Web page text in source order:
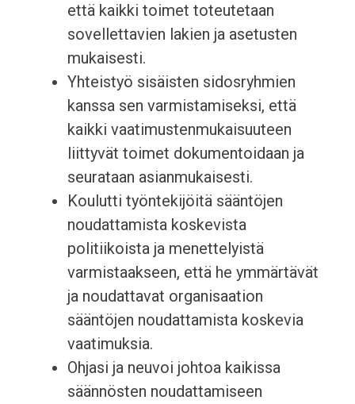
että kaikki toimet toteutetaan
sovellettavien lakien ja asetusten
mukaisesti.
Yhteistyö sisäisten sidosryhmien
kanssa sen varmistamiseksi, että
kaikki vaatimustenmukaisuuteen
liittyvät toimet dokumentoidaan ja
seurataan asianmukaisesti.
Koulutti työntekijöitä sääntöjen
noudattamista koskevista
politiikoista ja menettelyistä
varmistaakseen, että he ymmärtävät
ja noudattavat organisaation
sääntöjen noudattamista koskevia
vaatimuksia.
Ohjasi ja neuvoi johtoa kaikissa
säännösten noudattamiseen